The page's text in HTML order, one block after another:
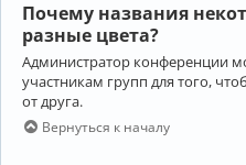
Почему названия
разные цвета?
Администратор конференции
участникам групп для того,
от друга.
Вернуться к началу